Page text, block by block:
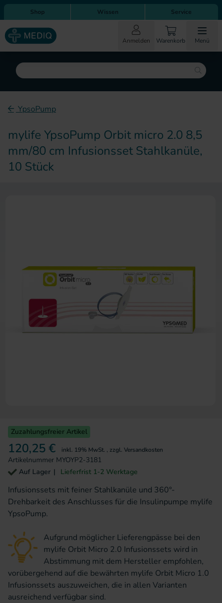
Direkt zum Inhalt
Direkt zur Hauptnavigation
Shop Wissen Service
Anmelden Warenkorb Menü
Suche
YpsoPump
mylife YpsoPump Orbit micro 2.0 8,5
mm/80 cm Infusionsset Stahlkanüle,
10 Stück
120,25 € inkl. 19% MwSt. , zzgl. Versandkosten
Zuzahlungsfreier Artikel
Artikelnummer MYOYP2-3181
Auf Lager
Lieferfrist 1-2 Werktage
Infusionssets mit feiner Stahlkanüle und 360°-
Drehbarkeit des Anschlusses für die Insulinpumpe mylife
YpsoPump.
Aufgrund möglicher Lieferengpässe bei den
mylife Orbit Micro 2.0 Infusionssets wird in
Abstimmung mit dem Hersteller empfohlen,
vorübergehend auf die bewährten mylife Orbit Micro 1.0
Infusionssets auszuweichen, die in allen Varianten
ausreichend verfügbar sind.